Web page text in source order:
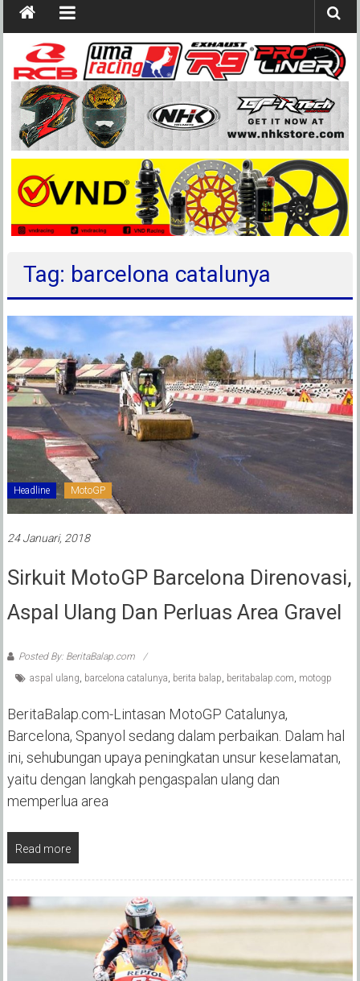
Tag: barcelona catalunya
Headline MotoGP
24 Januari, 2018
Sirkuit MotoGP Barcelona Direnovasi,
Aspal Ulang Dan Perluas Area Gravel
Posted By: BeritaBalap.com
aspal ulang, barcelona catalunya, berita balap, beritabalap.com, motogp
BeritaBalap.com-Lintasan MotoGP Catalunya,
Barcelona, Spanyol sedang dalam perbaikan. Dalam hal
ini, sehubungan upaya peningkatan unsur keselamatan,
yaitu dengan langkah pengaspalan ulang dan
memperlua area
Read more